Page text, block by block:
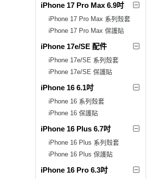
iPhone 17 Pro Max 6.9吋
iPhone 17 Pro Max 系列殼套
iPhone 17 Pro Max 保護貼
iPhone 17e/SE 配件
iPhone 17e/SE 系列殼套
iPhone 17e/SE 保護貼
iPhone 16 6.1吋
iPhone 16 系列殼套
iPhone 16 保護貼
iPhone 16 Plus 6.7吋
iPhone 16 Plus 系列殼套
iPhone 16 Plus 保護貼
iPhone 16 Pro 6.3吋